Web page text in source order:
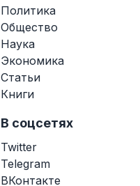
Политика
Общество
Наука
Экономика
Статьи
Книги
В соцсетях
Twitter
Telegram
ВКонтакте